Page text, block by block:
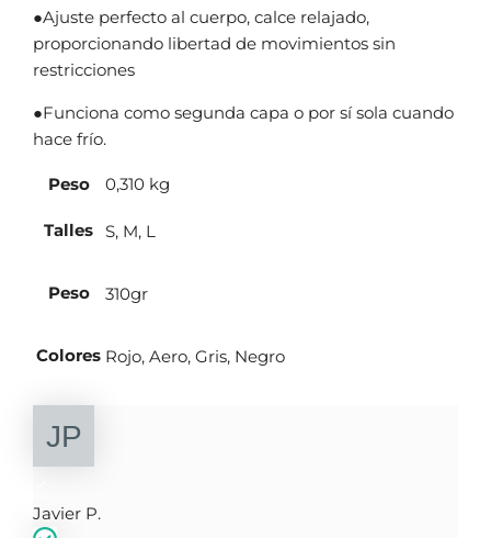
●Ajuste perfecto al cuerpo, calce relajado,
proporcionando libertad de movimientos sin
restricciones
●Funciona como segunda capa o por sí sola cuando
hace frío.
Peso 0,310 kg
Talles S, M, L
Peso 310gr
Colores Rojo, Aero, Gris, Negro
Javier P.